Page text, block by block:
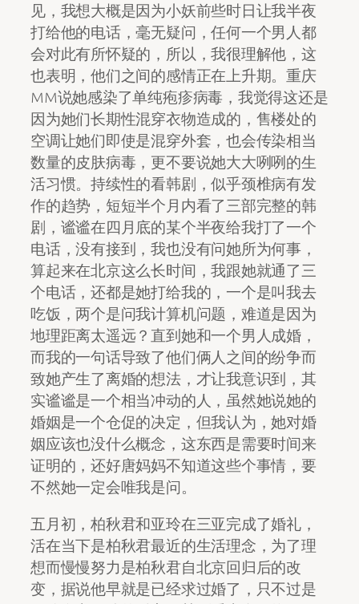
见，我想大概是因为小妖前些时日让我半夜
打给他的电话，毫无疑问，任何一个男人都
会对此有所怀疑的，所以，我很理解他，这
也表明，他们之间的感情正在上升期。重庆
MM说她感染了单纯疱疹病毒，我觉得这还是
因为她们长期性混穿衣物造成的，售楼处的
空调让她们即使是混穿外套，也会传染相当
数量的皮肤病毒，更不要说她大大咧咧的生
活习惯。持续性的看韩剧，似乎颈椎病有发
作的趋势，短短半个月内看了三部完整的韩
剧，谧谧在四月底的某个半夜给我打了一个
电话，没有接到，我也没有问她所为何事，
算起来在北京这么长时间，我跟她就通了三
个电话，还都是她打给我的，一个是叫我去
吃饭，两个是问我计算机问题，难道是因为
地理距离太遥远？直到她和一个男人成婚，
而我的一句话导致了他们俩人之间的纷争而
致她产生了离婚的想法，才让我意识到，其
实谧谧是一个相当冲动的人，虽然她说她的
婚姻是一个仓促的决定，但我认为，她对婚
姻应该也没什么概念，这东西是需要时间来
证明的，还好唐妈妈不知道这些个事情，要
不然她一定会唯我是问。
五月初，柏秋君和亚玲在三亚完成了婚礼，
活在当下是柏秋君最近的生活理念，为了理
想而慢慢努力是柏秋君自北京回归后的改
变，据说他早就是已经求过婚了，只不过是